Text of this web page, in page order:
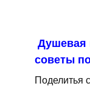
Душевая
советы
Поделитья